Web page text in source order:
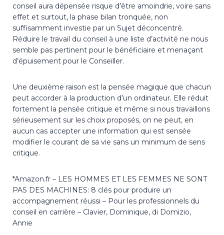
conseil aura dépensée risque d’être amoindrie, voire sans
effet et surtout, la phase bilan tronquée, non
suffisamment investie par un Sujet déconcentré.
Réduire le travail du conseil à une liste d’activité ne nous
semble pas pertinent pour le bénéficiaire et menaçant
d’épuisement pour le Conseiller.
Une deuxième raison est la pensée magique que chacun
peut accorder à la production d’un ordinateur. Elle réduit
fortement la pensée critique et même si nous travaillons
sérieusement sur les choix proposés, on ne peut, en
aucun cas accepter une information qui est sensée
modifier le courant de sa vie sans un minimum de sens
critique.
*Amazon.fr – LES HOMMES ET LES FEMMES NE SONT
PAS DES MACHINES: 8 clés pour produire un
accompagnement réussi – Pour les professionnels du
conseil en carrière – Clavier, Dominique, di Domizio,
Annie